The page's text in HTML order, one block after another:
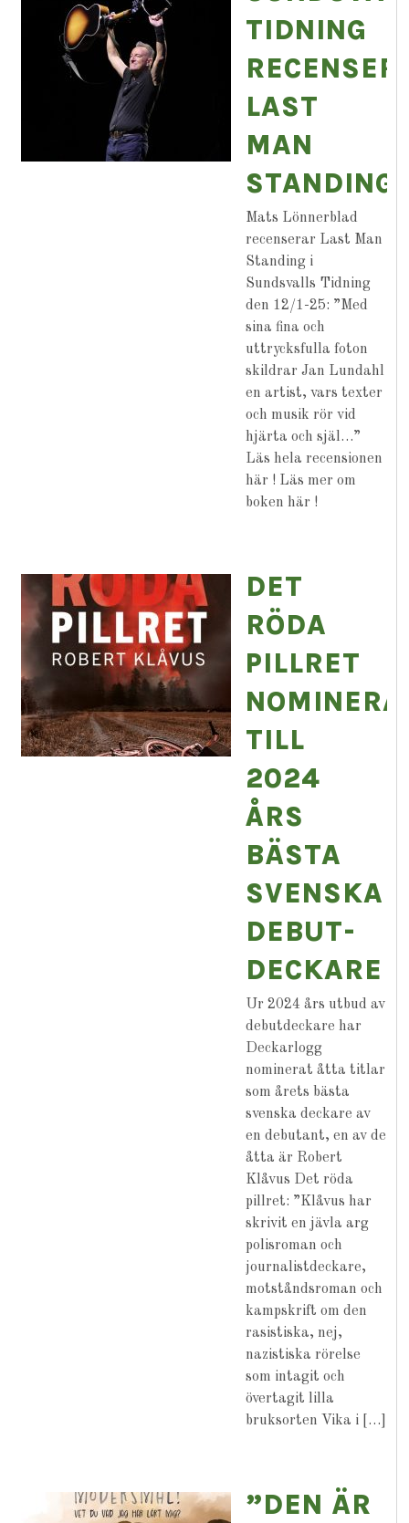
TIDNING
LAST
MAN
STANDING
Mats Lönnerblad
recenserar Last Man
Standing i
Sundsvalls Tidning
den 12/1-25: ”Med
sina fina och
uttrycksfulla foton
skildrar Jan Lundahl
en artist, vars texter
och musik rör vid
hjärta och själ…”
Läs hela recensionen
här ! Läs mer om
boken här !
DET
RÖDA
PILLRET
TILL
2024
ÅRS
BÄSTA
SVENSKA
DEBUT-
DECKARE
Ur 2024 års utbud av
debutdeckare har
Deckarlogg
nominerat åtta titlar
som årets bästa
svenska deckare av
en debutant, en av de
åtta är Robert
Klåvus Det röda
pillret: ”Klåvus har
skrivit en jävla arg
polisroman och
journalistdeckare,
motståndsroman och
kampskrift om den
rasistiska, nej,
nazistiska rörelse
som intagit och
övertagit lilla
bruksorten Vika i […]
”DEN ÄR